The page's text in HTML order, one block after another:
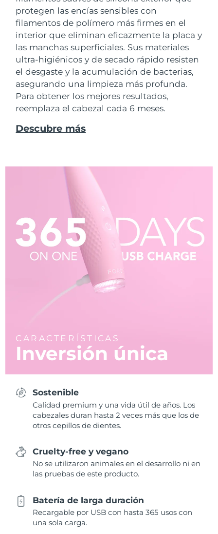
protegen las encías sensibles con
filamentos de polímero más firmes en el
interior que eliminan eficazmente la placa y
las manchas superficiales. Sus materiales
ultra-higiénicos y de secado rápido resisten
el desgaste y la acumulación de bacterias,
asegurando una limpieza más profunda.
Para obtener los mejores resultados,
reemplaza el cabezal cada 6 meses.
Descubre más
CARACTERÍSTICAS
Inversión única
Sostenible
Calidad premium y una vida útil de años. Los
cabezales duran hasta 2 veces más que los de
otros cepillos de dientes.
Cruelty-free y vegano
No se utilizaron animales en el desarrollo ni en
las pruebas de este producto.
Batería de larga duración
Recargable por USB con hasta 365 usos con
una sola carga.